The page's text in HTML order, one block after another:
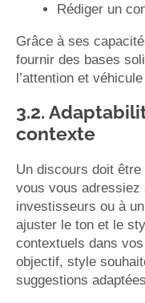
Rédiger un
Grâce à ses
fournir des bases
l’attention et
3.2.
contexte
Un discours doit
vous vous adressiez
investisseurs ou à
ajuster le ton et le
contextuels dans
objectif, style
suggestions